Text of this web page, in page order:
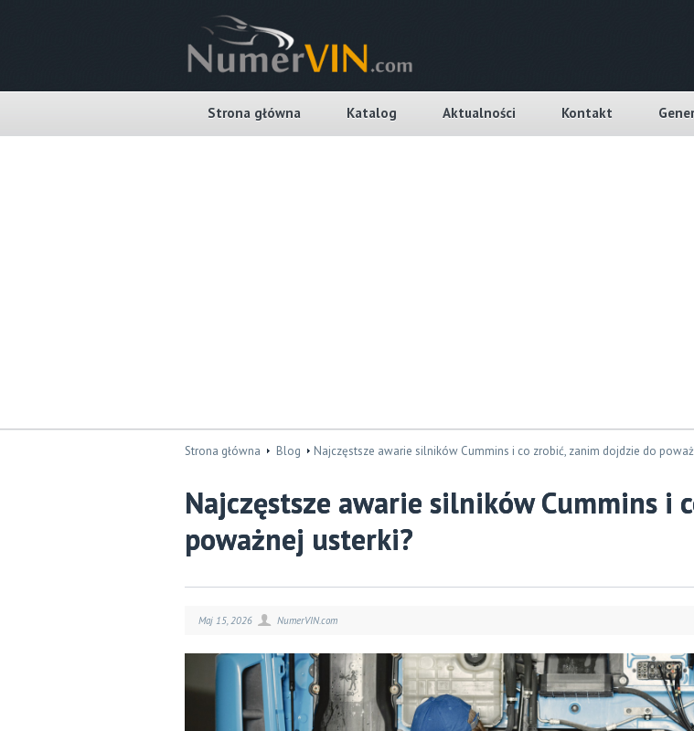
Strona główna Katalog Aktualności Kontakt
Strona główna Blog ​Najczęstsze awarie silników Cummins i co zrobić, zanim dojdzie do
​Najczęstsze awarie silników Cummins i
poważnej usterki?
Maj 15, 2026 NumerVIN.com